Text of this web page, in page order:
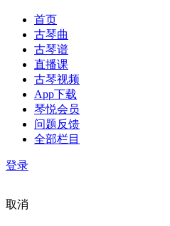
首页
古琴曲
古琴谱
直播课
古琴视频
App下载
琴悦会员
问题反馈
全部栏目
登录
取消